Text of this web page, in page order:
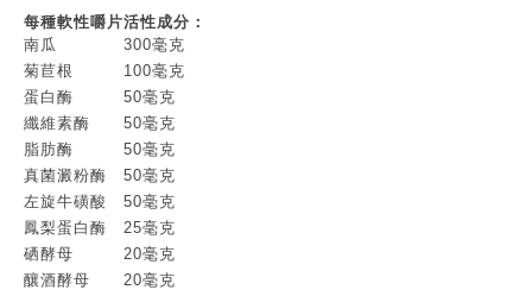
每種軟性嚼片活性成分：
南瓜
300毫克
菊苣根
100毫克
蛋白酶
50毫克
纖維素酶
50毫克
脂肪酶
50毫克
真菌澱粉酶
50毫克
左旋牛磺酸
50毫克
鳳梨蛋白酶
25毫克
硒酵母
20毫克
釀酒酵母
20毫克